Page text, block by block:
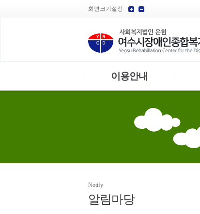
회면크기설정
이용안내
Notify
알림마당